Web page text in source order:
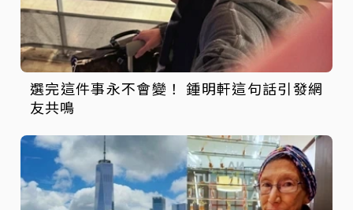
選完這件事永不會變！ 鍾明軒這句話引發網
友共鳴